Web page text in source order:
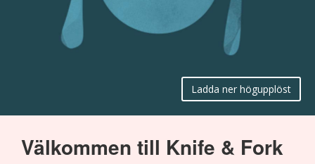
Ladda ner högupplöst
Välkommen till Knife & Fork